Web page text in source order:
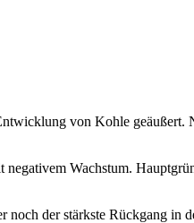
von Kohle geäußert.
Wachstum.
noch der stärkste Rückgang in